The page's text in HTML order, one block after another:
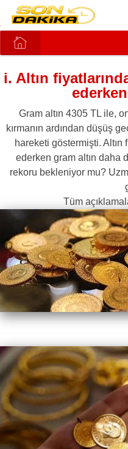
i. Altın
Gram altın 4305 TL ile,
kırmanın ardından düşüş
hareketi göstermişti. Altın
ederken gram altın daha
rekoru bekleniyor mu?
Tüm